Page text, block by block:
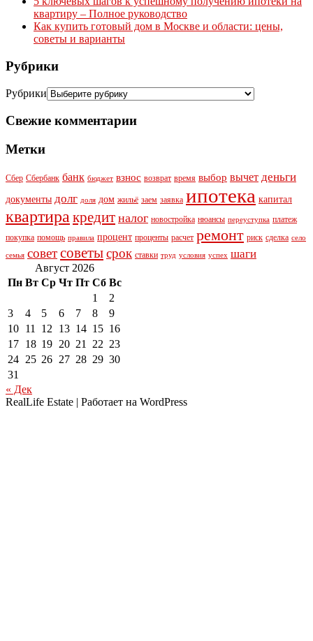
квартиру – Полное руководство
Как купить готовый дом в Москве и области: цены,
советы и варианты
Рубрики
Рубрики
Свежие комментарии
Метки
Сбер Сбербанк банк бюджет взнос возврат время выбор вычет деньги
документы долг доля дом жильё заем заявка ипотека капитал
квартира кредит налог новостройка нюансы переуступка платеж
покупка помощь правила процент проценты расчет ремонт риск сделка село
семья советсоветысрок ставки труд условия успех шаги
Август 2026
Пн Вт Ср Чт Пт Сб Вс
1
2
3
4 5 6 7 8
9
10 11 12 13 14 15 16
17 18 19 20 21 22 23
24 25 26 27 28 29 30
31
« Дек
RealLife Estate | Работает на WordPress